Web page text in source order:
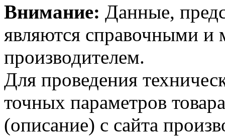
Внимание: Данные,
являются справочными и
производителем.
Для проведения
точных параметров
(описание) с сайта